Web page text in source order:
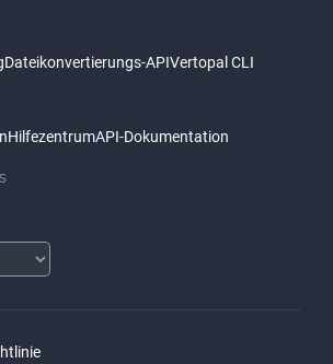
Dateikonvertierungs-APIVertopal CLI
HilfezentrumAPI-Dokumentation